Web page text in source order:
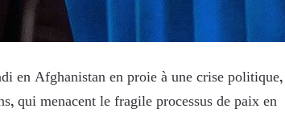
en Afghanistan en proie à une crise politique,
qui menacent le fragile processus de paix en